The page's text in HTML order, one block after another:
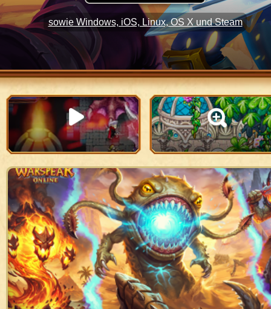
sowie Windows, iOS, Linux, OS X und Steam